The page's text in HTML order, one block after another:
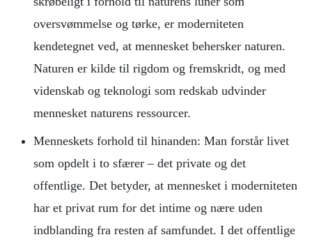
oversvømmelse og tørke, er moderniteten
kendetegnet ved, at mennesket behersker naturen.
Naturen er kilde til rigdom og fremskridt, og med
videnskab og teknologi som redskab udvinder
mennesket naturens ressourcer.
Menneskets forhold til hinanden: Man forstår livet
som opdelt i to sfærer ­– det private og det
offentlige. Det betyder, at mennesket i moderniteten
har et privat rum for det intime og nære uden
indblanding fra resten af samfundet. I det offentlige